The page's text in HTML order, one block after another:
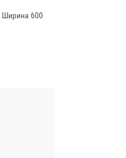
Ширина 600